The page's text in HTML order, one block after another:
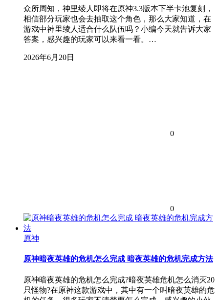
众所周知，神里绫人即将在原神3.3版本下半卡池复刻，
相信部分玩家也会去抽取这个角色，那么大家知道，在
游戏中神里绫人适合什么队伍吗？小编今天就告诉大家
答案，感兴趣的玩家可以来看一看。…
2026年6月20日
0
0
原神
原神暗夜英雄的危机怎么完成 暗夜英雄的危机完成方法
原神暗夜英雄的危机怎么完成?暗夜英雄危机怎么消灭20
只怪物?在原神这款游戏中，其中有一个叫暗夜英雄的危